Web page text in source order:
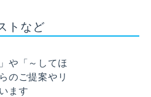
トなど
や「～してほ
のご提案やリ
ます